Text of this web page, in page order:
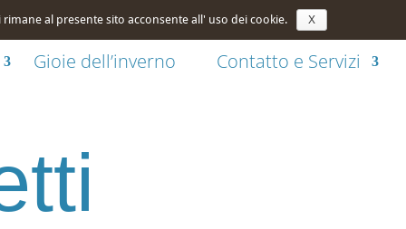
0471 96 23 71 info@penegalhof.com
Gioie dell’inverno Contatto e Servizi
rimane al presente sito acconsente all' uso dei cookie. X